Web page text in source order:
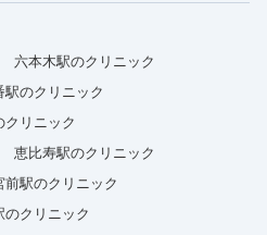
六本木駅のクリニック
駅のクリニック
クリニック
恵比寿駅のクリニック
前駅のクリニック
のクリニック